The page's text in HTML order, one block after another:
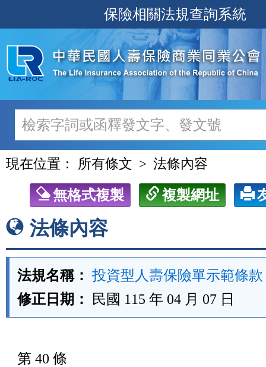
至
主
內
容
保險相關法規查詢系統
現在位置： 所有條文 法條內容
無格式複製 複製網址
法條內容
法規名稱： 投資型人壽保險單示範條款
修正日期：
民國 115 年 04 月 07 日
第 40 條